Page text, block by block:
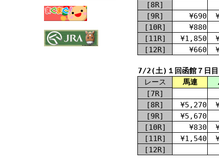
[8R]
[9R]
¥690
[10R]
¥880
[11R]
¥1,850
[12R]
¥660
7/2(土)１回函館７日目
レース
馬連
[7R]
[8R]
¥5,270
[9R]
¥5,670
[10R]
¥830
[11R]
¥1,540
[12R]